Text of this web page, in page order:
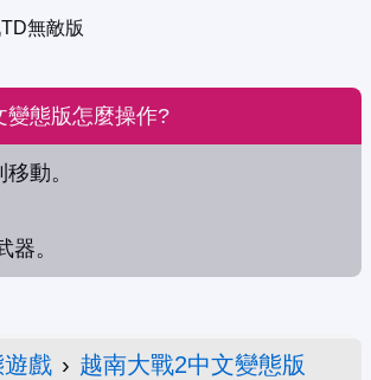
無敵版
變態版怎麼操作?
動。
器。
戲 › 越南大戰2中文變態版